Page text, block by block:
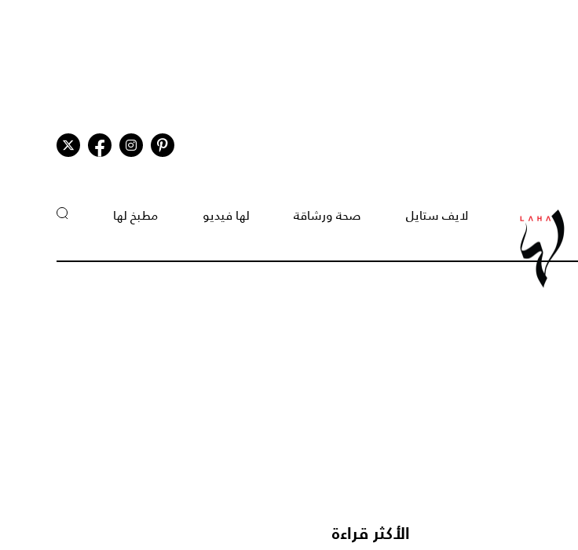
لايف ستايل صحة ورشاقة لها فيديو مطبخ لها
الأكثر قراءة